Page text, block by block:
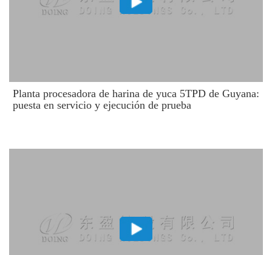
Planta procesadora de harina de yuca 5TPD de Guyana:
puesta en servicio y ejecución de prueba